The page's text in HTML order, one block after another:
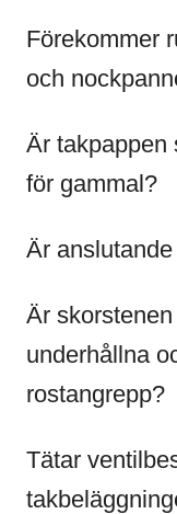
Förekommer
och
Är takpappen
för gammal?
Är
Är
underhållna
rostangrepp?
Tätar